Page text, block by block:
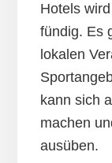
Hotels
fündig. Es
lokalen
kann sich
machen
ausüben.